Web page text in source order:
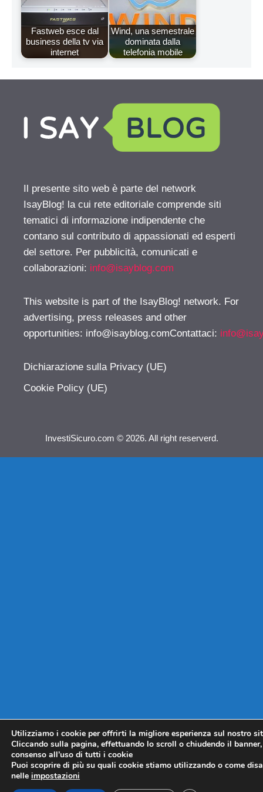
Fastweb esce dal
business della tv via
internet
Wind, una semestrale
dominata dalla
telefonia mobile
Il presente sito web è parte del network
IsayBlog! la cui rete editoriale comprende siti
tematici di informazione indipendente che
contano sul contributo di appassionati ed esperti
del settore. Per pubblicità, comunicati e
collaborazioni: info@isayblog.com
This website is part of the IsayBlog! network. For
advertising, press releases and other
opportunities: info@isayblog.comContattaci:
Dichiarazione sulla Privacy (UE)
Cookie Policy (UE)
InvestiSicuro.com © 2026. All right reserverd.
Utilizziamo i cookie per offrirti la migliore esperienza sul nostro
Cliccando sulla pagina, effettuando lo scroll o chiudendo il
consenso all’uso di tutti i cookie
Puoi scoprire di più su quali cookie stiamo utilizzando o come
nelle impostazioni